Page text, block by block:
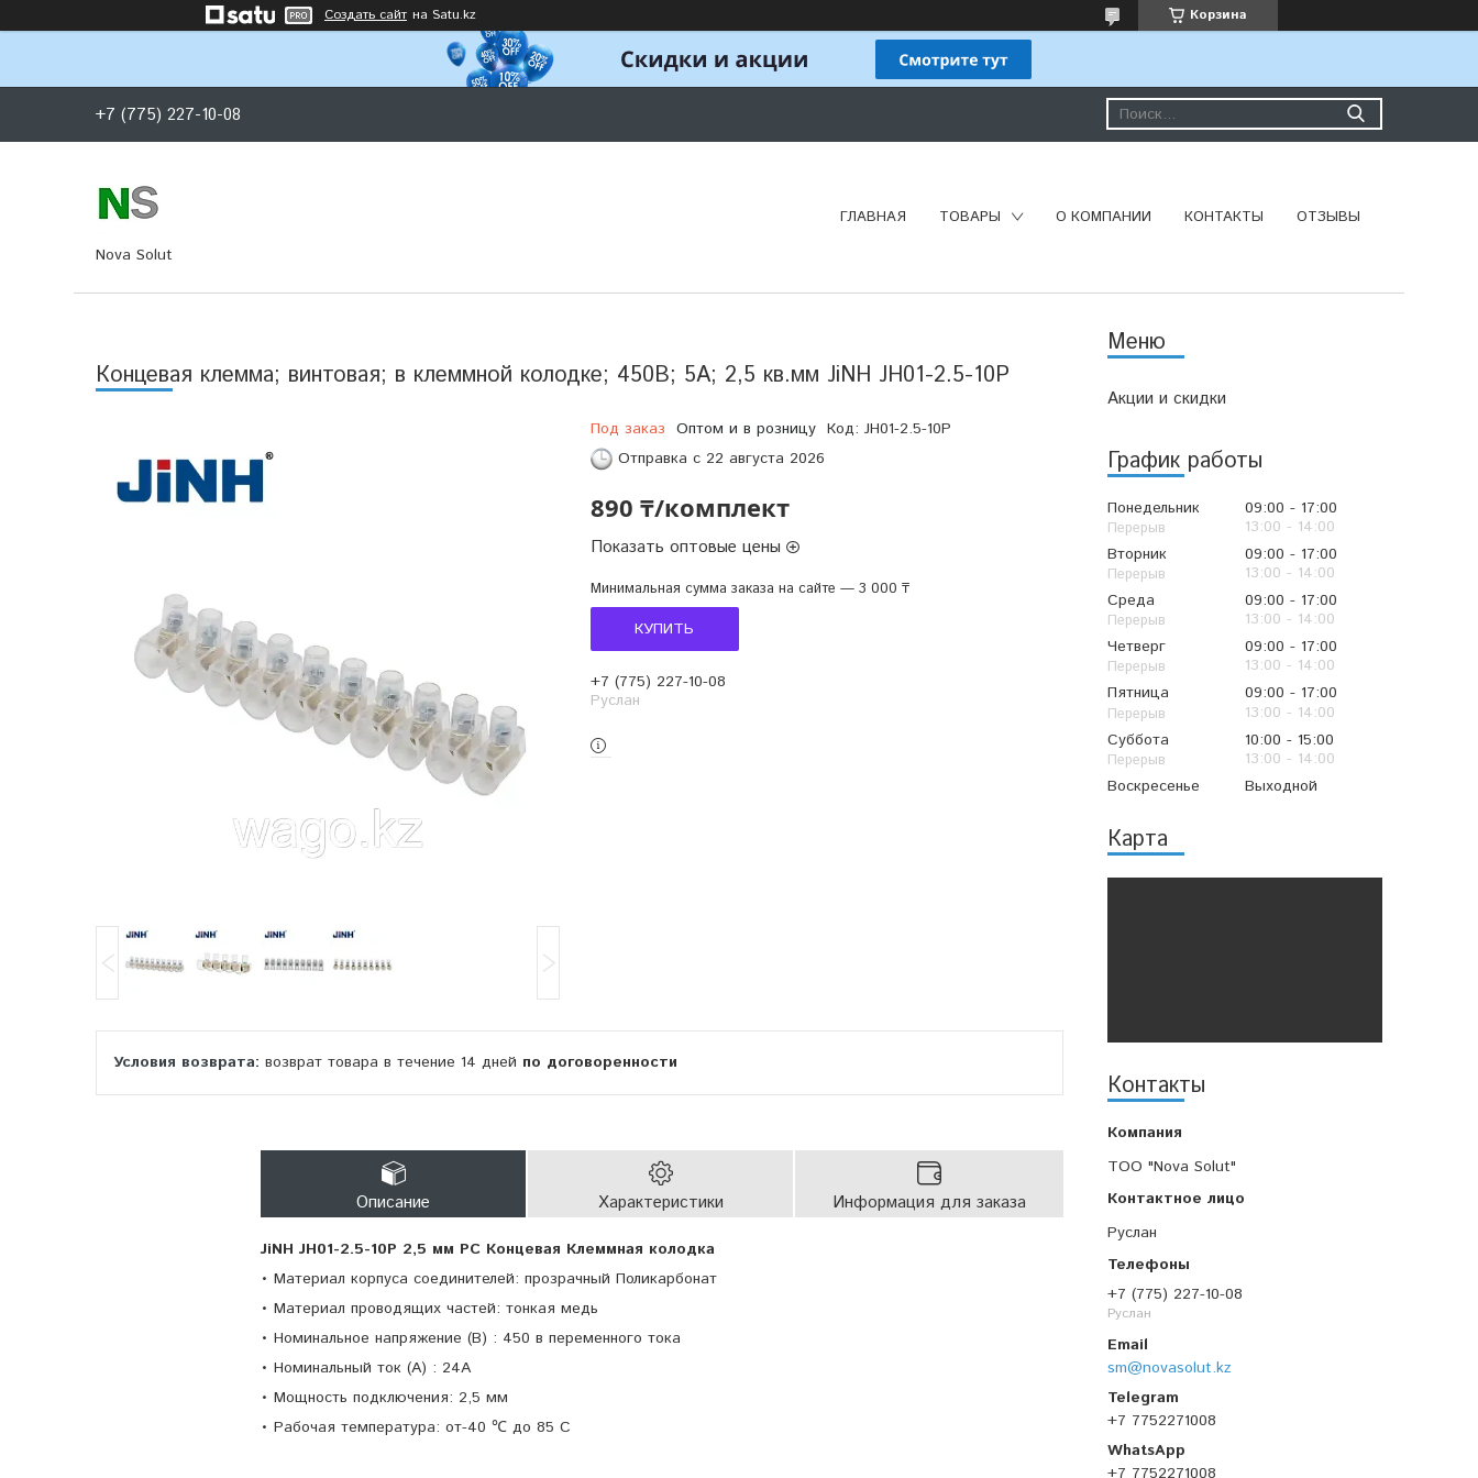
Создать сайт на Satu.kz Корзина
+7 (775) 227-10-08
Nova Solut
ГЛАВНАЯ ТОВАРЫ О КОМПАНИИ КОНТАКТЫ ОТЗЫВЫ
Акции и скидки
График работы
Понедельник 09:00
17:00
13:00
14:00
Вторник
09:00
17:00
13:00
14:00
Среда
09:00
17:00
13:00
14:00
Четверг
09:00
17:00
13:00
14:00
Пятница
09:00
17:00
13:00
14:00
Суббота
10:00
15:00
13:00
14:00
Воскресенье
Выходной
Карта
Контакты
TOO "Nova Solut"
Руслан
+7 (775) 227-10-08
Руслан
sm@novasolut.kz
+7 7752271008
+7 7752271008
Концевая клемма; винтовая; в клеммной колодке; 450В; 5А; 2,5 кв.мм JiNH JH01-2.5-10P
Под заказ Оптом и в розницу Код: JH01-2.5-10P
Отправка с 22 августа 2026
890 ₸/комплект
Показать оптовые цены
Минимальная сумма заказа на сайте — 3 000 ₸
КУПИТЬ
+7 (775) 227-10-08
Руслан
возврат товара в течение 14 дней по договоренности
Описание Характеристики Информация для заказа
JiNH JH01-2.5-10P 2,5 мм PC Концевая Клеммная колодка
• Материал корпуса соединителей: прозрачный Поликарбонат
• Материал проводящих частей: тонкая медь
• Номинальное напряжение (В) : 450 в переменного тока
• Номинальный ток (A) : 24A
• Мощность подключения: 2,5 мм
• Рабочая температура: от-40 ℃ до 85 С